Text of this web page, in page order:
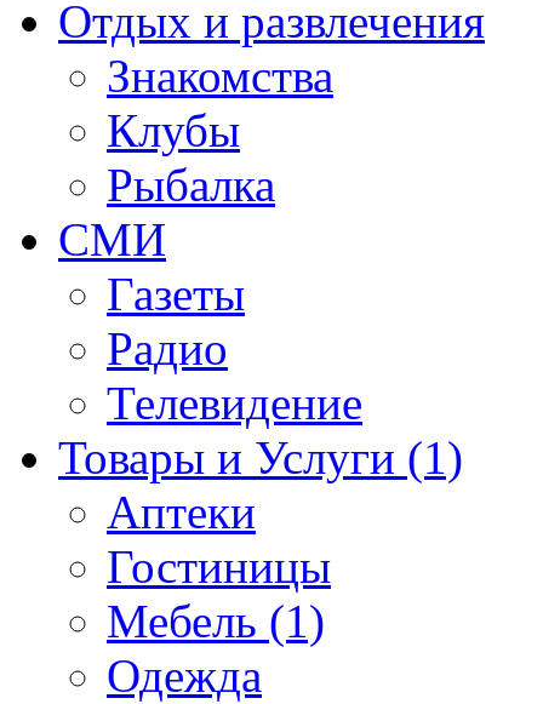
Отдых и развлечения
Знакомства
Клубы
Рыбалка
СМИ
Газеты
Радио
Телевидение
Товары и Услуги (1)
Аптеки
Гостиницы
Мебель (1)
Одежда